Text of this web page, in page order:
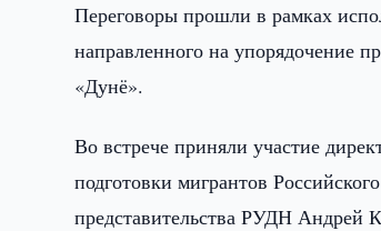
Переговоры прошли в рамках
направленного на упорядочение
«Дунё».
Во встрече приняли участие
подготовки мигрантов
представительства РУДН Андрей